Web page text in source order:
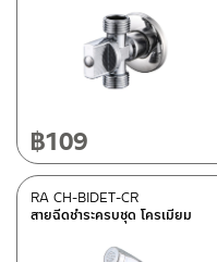
สถานะสินค้า
มีสต็อกปกติ
฿109
สายฉีดชำระครบชุด โครเมียม
RA CH-BIDET-CR